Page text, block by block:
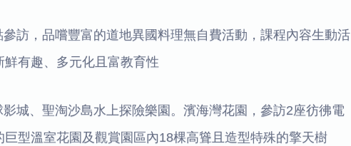
訪，品嚐豐富的道地異國料理無自費活動，課程內容生動活
鮮有趣、多元化且富教育性
城、聖淘沙島水上探險樂園。濱海灣花園，參訪2座彷彿電
巨型溫室花園及觀賞園區內18棵高聳且造型特殊的擎天樹